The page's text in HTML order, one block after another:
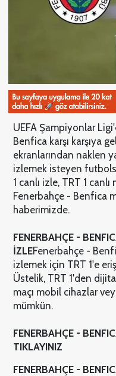
UEFA Şampiyonlar
Benfica karşı karşıya
ekranlarından naklen
izlemek isteyen
1 canlı izle, TRT 1
Fenerbahçe - Benfica
haberimizde.
FENERBAHÇE -
İZLEFenerbahçe -
izlemek için TRT 1'e
Üstelik, TRT 1'den
maçı mobil cihazlar
mümkün.
FENERBAHÇE -
TIKLAYINIZ
FENERBAHÇE -